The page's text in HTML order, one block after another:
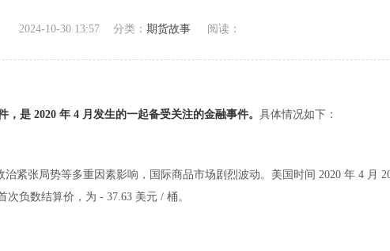
2024-10-30 13:57 分类： 期货故事 阅读：
，是 2020 年 4 月发生的一起备受关注的金融事件。 具体情况如下：
张局势等多重因素影响，国际商品市场剧烈波动。美国时间 2020 年 4 月
负数结算价，为 - 37.63 美元 / 桶。